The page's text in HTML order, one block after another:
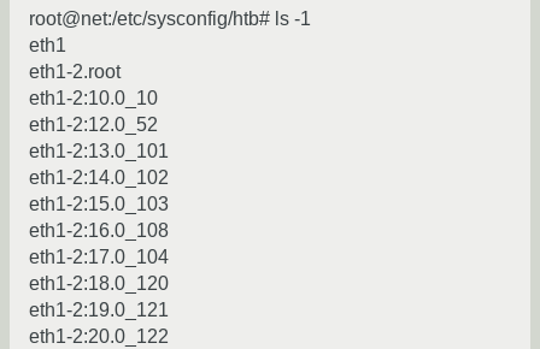
root@net:/etc/sysconfig/htb# ls -1
eth1
eth1-2.root
eth1-2:10.0_10
eth1-2:12.0_52
eth1-2:13.0_101
eth1-2:14.0_102
eth1-2:15.0_103
eth1-2:16.0_108
eth1-2:17.0_104
eth1-2:18.0_120
eth1-2:19.0_121
eth1-2:20.0_122